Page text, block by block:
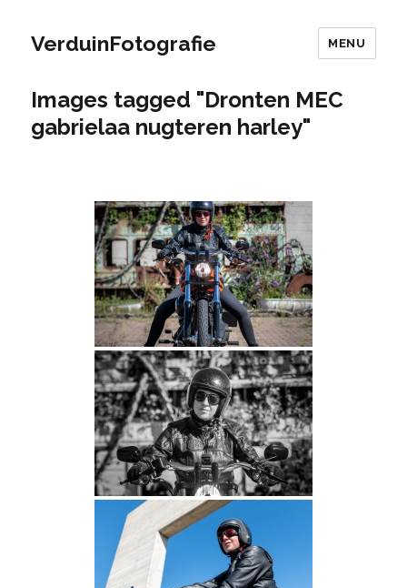
VerduinFotografie MENU
Images tagged "Dronten MEC
gabrielaa nugteren harley"